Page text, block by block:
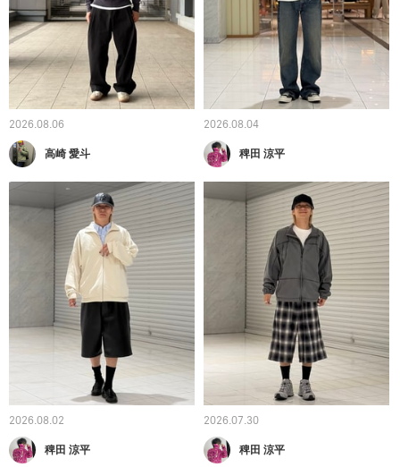
2026.08.06
高崎 愛斗
2026.08.04
稗田 涼平
2026.08.02
稗田 涼平
2026.07.30
稗田 涼平